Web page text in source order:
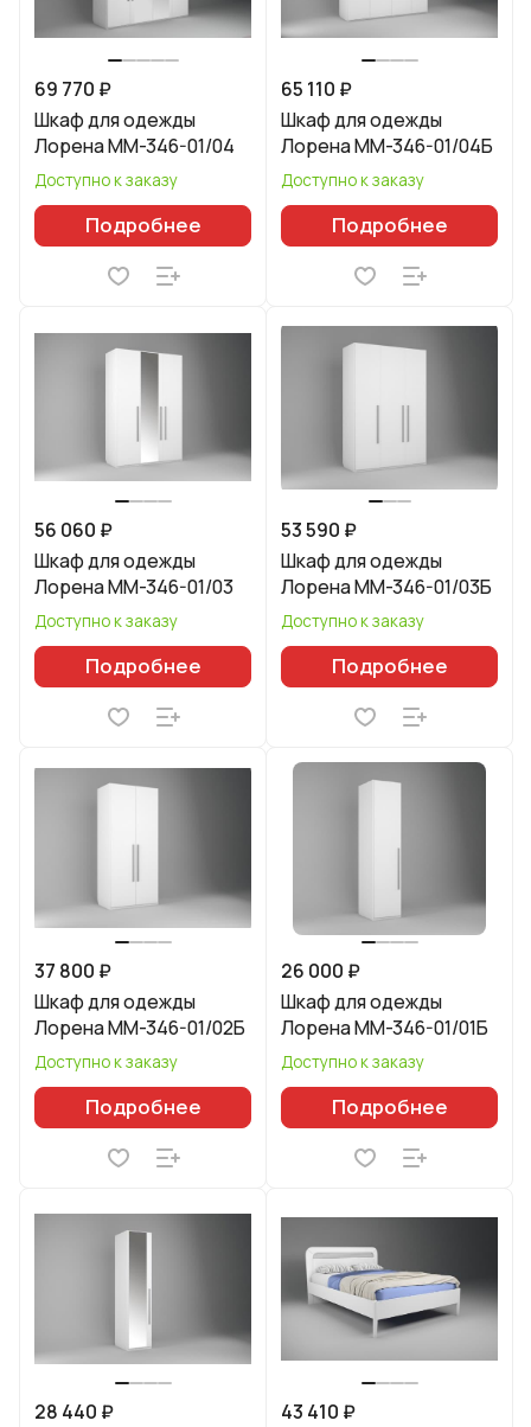
69 770 ₽
Шкаф для одежды
Лорена ММ-346-01/04
Доступно к заказу
Подробнее
65 110 ₽
Шкаф для одежды
Лорена ММ-346-01/04Б
Доступно к заказу
Подробнее
56 060 ₽
Шкаф для одежды
Лорена ММ-346-01/03
Доступно к заказу
Подробнее
53 590 ₽
Шкаф для одежды
Лорена ММ-346-01/03Б
Доступно к заказу
Подробнее
37 800 ₽
Шкаф для одежды
Лорена ММ-346-01/02Б
Доступно к заказу
Подробнее
26 000 ₽
Шкаф для одежды
Лорена ММ-346-01/01Б
Доступно к заказу
Подробнее
28 440 ₽
43 410 ₽